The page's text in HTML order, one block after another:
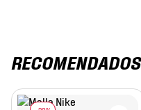
RECOMENDADOS